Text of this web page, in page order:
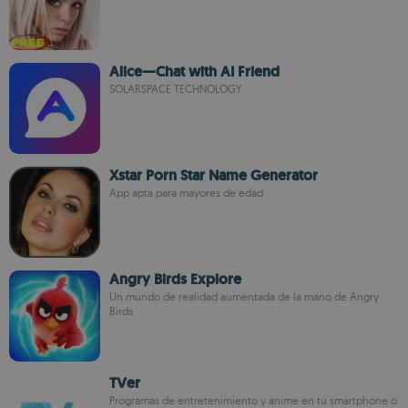
Alice—Chat with AI Friend
SOLARSPACE TECHNOLOGY
Xstar Porn Star Name Generator
App apta para mayores de edad
Angry Birds Explore
Un mundo de realidad aumentada de la mano de Angry
Birds
TVer
Programas de entretenimiento y anime en tu smartphone o